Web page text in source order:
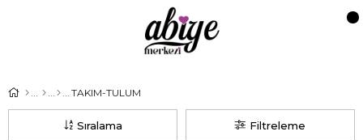
TAKIM-TULUM
Filtreleme
Sıralama